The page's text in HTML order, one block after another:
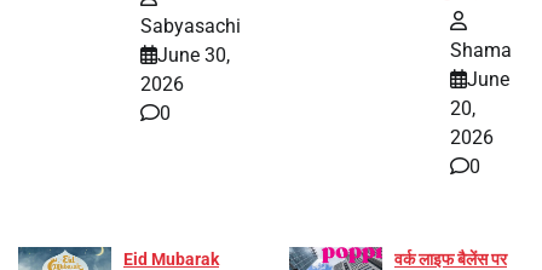
Sabyasachi
June 30,
2026
0
और प्रज्ञा जायसवाल
Shama
June
20,
2026
0
Eid Mubarak
वर्क लाइफ बैलेंस पर